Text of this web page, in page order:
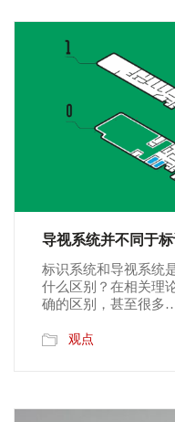
导视系统并不同于
标识系统和导视系统
什么区别？在相关理
确的区别，甚至很多
观点